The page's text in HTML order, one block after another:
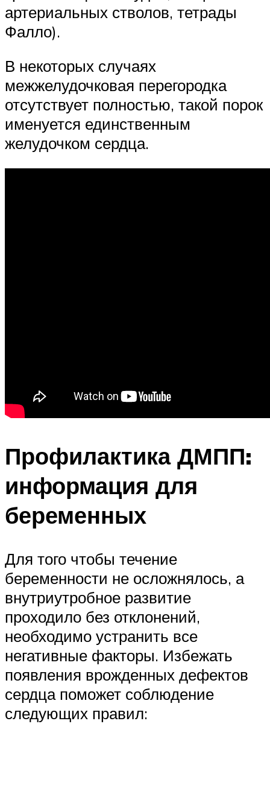
артериальных стволов, тетрады
Фалло).
В некоторых случаях
межжелудочковая перегородка
отсутствует полностью, такой порок
именуется единственным
желудочком сердца.
Профилактика ДМПП:
информация для
беременных
Для того чтобы течение
беременности не осложнялось, а
внутриутробное развитие
проходило без отклонений,
необходимо устранить все
негативные факторы. Избежать
появления врожденных дефектов
сердца поможет соблюдение
следующих правил: